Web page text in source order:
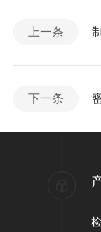
上一条
下一条